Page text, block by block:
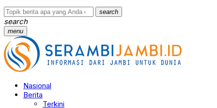
search
search
menu
Nasional
Berita
Terkini